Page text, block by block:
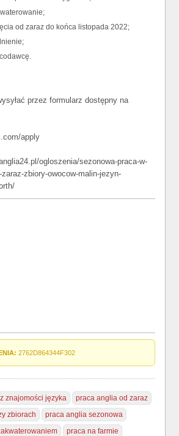
od zaraz do końca listopada 2022;
przez formularz dostępny na
apply
ogloszenia/sezonowa-praca-w-
zbiory-owocow-malin-jezyn-
2762D864344F302
znajomości języka
praca anglia od zaraz
zbiorach
praca anglia sezonowa
praca na farmie